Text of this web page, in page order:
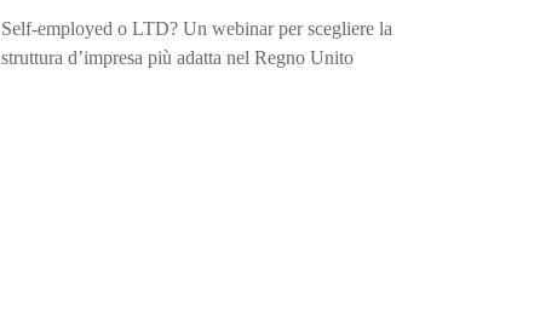
Self-employed o LTD? Un webinar per scegliere la
struttura d’impresa più adatta nel Regno Unito